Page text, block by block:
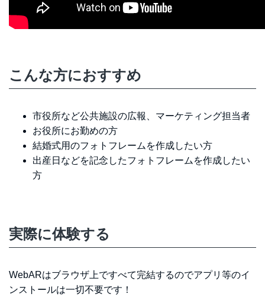
こんな方におすすめ
市役所など公共施設の広報、マーケティング担当者
お役所にお勤めの方
結婚式用のフォトフレームを作成したい方
出産日などを記念したフォトフレームを作成したい
方
実際に体験する
WebARはブラウザ上ですべて完結するのでアプリ等のイ
ンストールは一切不要です！